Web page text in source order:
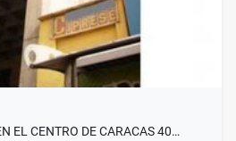
EL CENTRO DE CARACAS 40…